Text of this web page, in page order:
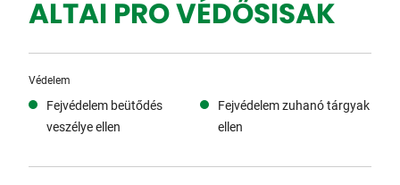
ALTAI PRO VÉDŐSISAK
Védelem
Fejvédelem beütődés
veszélye ellen
Fejvédelem zuhanó tárgyak
ellen